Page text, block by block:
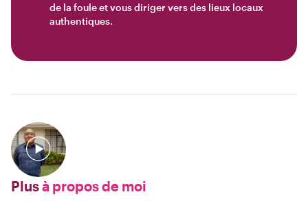
de la foule et vous diriger vers des lieux locaux
authentiques.
Plusà propos de moi